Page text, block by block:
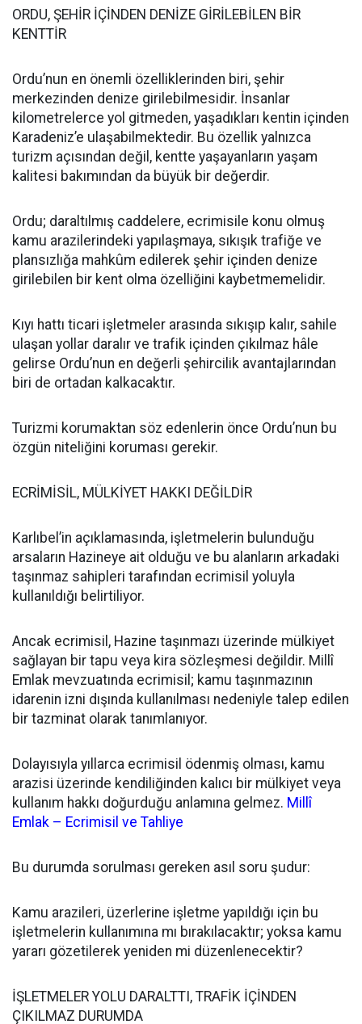
ORDU, ŞEHİR İÇİNDEN DENİZE GİRİLEBİLEN BİR
KENTTİR
Ordu’nun en önemli özelliklerinden biri, şehir
merkezinden denize girilebilmesidir. İnsanlar
kilometrelerce yol gitmeden, yaşadıkları kentin içinden
Karadeniz’e ulaşabilmektedir. Bu özellik yalnızca
turizm açısından değil, kentte yaşayanların yaşam
kalitesi bakımından da büyük bir değerdir.
Ordu; daraltılmış caddelere, ecrimisile konu olmuş
kamu arazilerindeki yapılaşmaya, sıkışık trafiğe ve
plansızlığa mahkûm edilerek şehir içinden denize
girilebilen bir kent olma özelliğini kaybetmemelidir.
Kıyı hattı ticari işletmeler arasında sıkışıp kalır, sahile
ulaşan yollar daralır ve trafik içinden çıkılmaz hâle
gelirse Ordu’nun en değerli şehircilik avantajlarından
biri de ortadan kalkacaktır.
Turizmi korumaktan söz edenlerin önce Ordu’nun bu
özgün niteliğini koruması gerekir.
ECRİMİSİL, MÜLKİYET HAKKI DEĞİLDİR
Karlıbel’in açıklamasında, işletmelerin bulunduğu
arsaların Hazineye ait olduğu ve bu alanların arkadaki
taşınmaz sahipleri tarafından ecrimisil yoluyla
kullanıldığı belirtiliyor.
Ancak ecrimisil, Hazine taşınmazı üzerinde mülkiyet
sağlayan bir tapu veya kira sözleşmesi değildir. Millî
Emlak mevzuatında ecrimisil; kamu taşınmazının
idarenin izni dışında kullanılması nedeniyle talep edilen
bir tazminat olarak tanımlanıyor.
Dolayısıyla yıllarca ecrimisil ödenmiş olması, kamu
arazisi üzerinde kendiliğinden kalıcı bir mülkiyet veya
kullanım hakkı doğurduğu anlamına gelmez. Millî
Emlak – Ecrimisil ve Tahliye
Bu durumda sorulması gereken asıl soru şudur:
Kamu arazileri, üzerlerine işletme yapıldığı için bu
işletmelerin kullanımına mı bırakılacaktır; yoksa kamu
yararı gözetilerek yeniden mi düzenlenecektir?
İŞLETMELER YOLU DARALTTI, TRAFİK İÇİNDEN
ÇIKILMAZ DURUMDA